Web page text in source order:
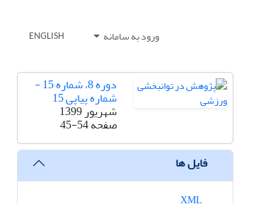
ورود به سامانه ENGLISH
دوره 8، شماره 15 -
شماره پیاپی 15
شهریور 1399
صفحه45-54
فایل ها